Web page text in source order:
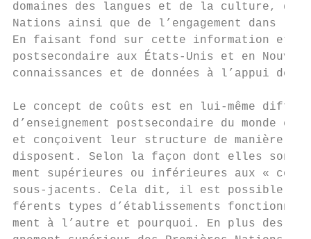
domaines des langues et de la culture, du
Nations ainsi que de l’engagement dans la
En faisant fond sur cette information et en
postsecondaire aux États-Unis et en
connaissances et de données à l’appui de
Le concept de coûts est en lui-même
d’enseignement postsecondaire du
et conçoivent leur structure de manière
disposent. Selon la façon dont elles sont
ment supérieures ou inférieures aux «
sous-jacents. Cela dit, il est possible
férents types d’établissements
ment à l’autre et pourquoi. En plus des